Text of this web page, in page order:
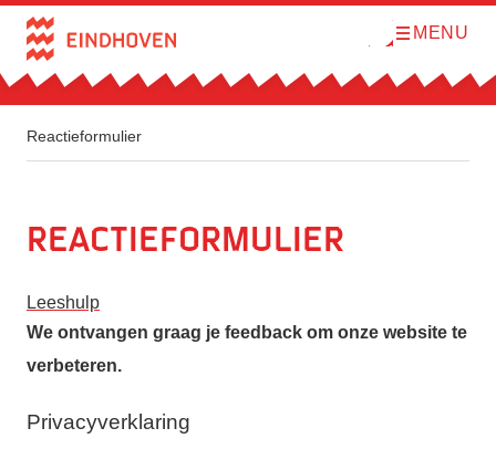
Direct naar de inhoud
O
n
m
MENU
Reactieformulier
Reactieformulier
Leeshulp
We ontvangen graag je feedback om onze website te
verbeteren.
Privacyverklaring